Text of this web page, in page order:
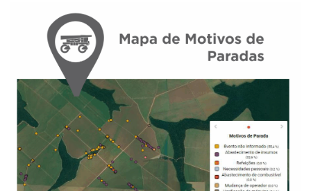
*Desde que tenham conexão GPRS